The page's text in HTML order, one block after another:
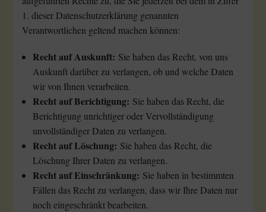
1. dieser Datenschutzerklärung genannten
Verantwortlichen geltend machen können:
Recht auf Auskunft: Sie haben das Recht, von uns
Auskunft darüber zu verlangen, ob und welche Daten
wir von Ihnen verarbeiten.
Recht auf Berichtigung: Sie haben das Recht, die
Berichtigung unrichtiger oder Vervollständigung
unvollständiger Daten zu verlangen.
Recht auf Löschung: Sie haben das Recht, die
Löschung Ihrer Daten zu verlangen.
Recht auf Einschränkung: Sie haben in bestimmten
Fällen das Recht zu verlangen, dass wir Ihre Daten nur
noch eingeschränkt bearbeiten.